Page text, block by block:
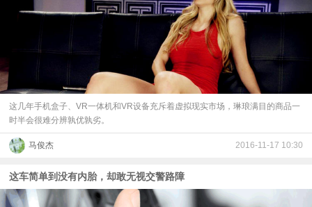
​这几年手机盒子、VR一体机和VR设备充斥着虚拟现实市场，琳琅满目的商品一
时半会很难分辨孰优孰劣。
马俊杰 2016-11-17 10:30
这车简单到没有内胎，却敢无视交警路障